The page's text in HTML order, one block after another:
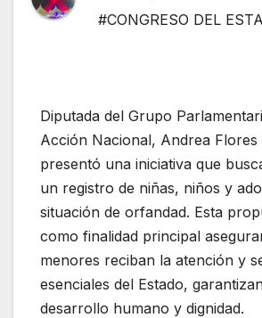
#CONGRESO DEL
Diputada del Grupo
Acción Nacional, Andrea Flores
presentó una iniciativa que
un registro de niñas, niños y
situación de orfandad. Esta
como finalidad principal
menores reciban la atención y
esenciales del Estado,
desarrollo humano y dignidad.